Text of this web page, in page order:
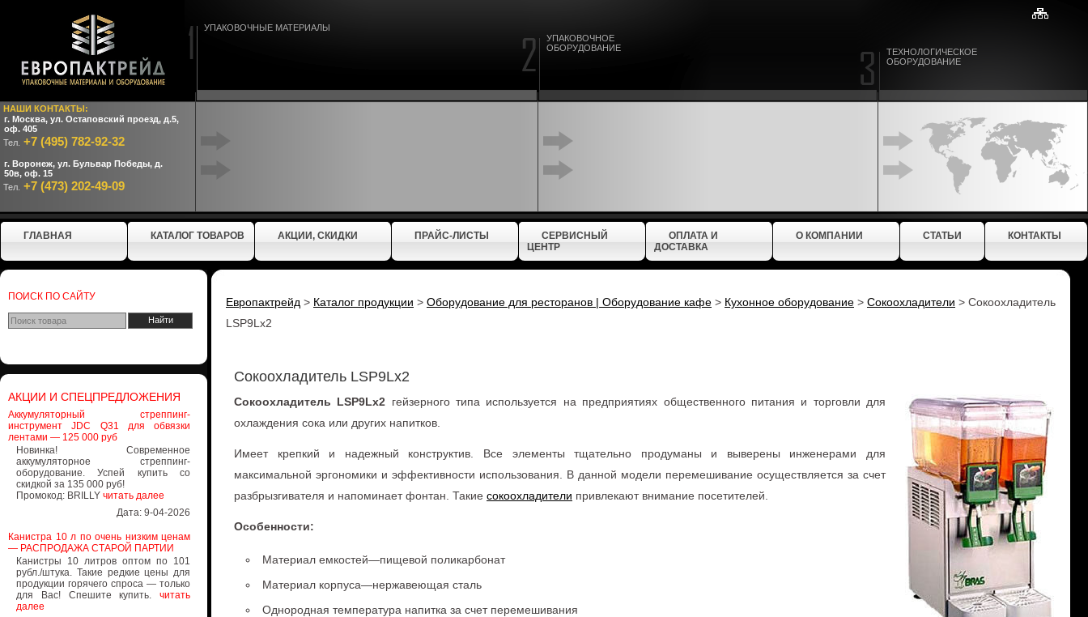
НАШИ КОНТАКТЫ:
г. Москва, ул. Остаповский проезд, д.5,
оф. 405
Тел. +7 (495) 782-92-32
г. Воронеж, ул. Бульвар Победы, д.
50в, оф. 15
Тел. +7 (473) 202-49-09
УПАКОВОЧНЫЕ МАТЕРИАЛЫ
УПАКОВОЧНОЕ
ОБОРУДОВАНИЕ
ТЕХНОЛОГИЧЕСКОЕ
ОБОРУДОВАНИЕ
ГЛАВНАЯ КАТАЛОГ ТОВАРОВ АКЦИИ, СКИДКИ ПРАЙС-ЛИСТЫ
СЕРВИСНЫЙ
ЦЕНТР
ОПЛАТА И
ДОСТАВКА
О КОМПАНИИ СТАТЬИ КОНТАКТЫ
ПОИСК ПО САЙТУ
АКЦИИ И СПЕЦПРЕДЛОЖЕНИЯ
Аккумуляторный стреппинг-
инструмент JDC Q31 для обвязки
лентами — 125 000 руб
Новинка! Современное
аккумуляторное стреппинг-
оборудование. Успей купить со
скидкой за 135 000 руб!
Промокод: BRILLY читать далее
Дата: 9-04-2026
Канистра 10 л по очень низким ценам
— РАСПРОДАЖА СТАРОЙ ПАРТИИ
Канистры 10 литров оптом по 101
рубл./штука. Такие редкие цены для
продукции горячего спроса — только
для Вас! Спешите купить. читать
далее
Европактрейд > Каталог продукции > Оборудование для ресторанов | Оборудование кафе > Кухонное оборудование > Сокоохладители > Сокоохладитель
LSP9Lx2
Сокоохладитель LSP9Lx2
Сокоохладитель LSP9Lx2 гейзерного типа используется на предприятиях общественного питания и торговли для
охлаждения сока или других напитков.
Имеет крепкий и надежный конструктив. Все элементы тщательно продуманы и выверены инженерами для
максимальной эргономики и эффективности использования. В данной модели перемешивание осуществляется за счет
разбрызгивателя и напоминает фонтан. Такие сокоохладители привлекают внимание посетителей.
Особенности:
Материал емкостей—пищевой поликарбонат
Материал корпуса—нержавеющая сталь
Однородная температура напитка за счет перемешивания